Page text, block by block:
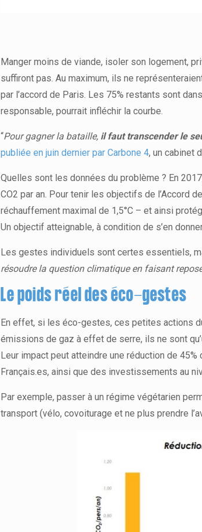
Manger moins de viande, isoler son logement,
suffiront pas. Au maximum, ils ne
par l’accord de Paris. Les 75% restants sont
responsable, pourrait infléchir la courbe.
“Pour gagner la bataille, il faut transcender le
publiée en juin dernier par Carbone 4, un cabinet
Quelles sont les données du problème ? En
CO2 par an. Pour tenir les objectifs de l’Accord
réchauffement maximal de 1,5°C – et ainsi
Un objectif atteignable, à condition de s’en
Les gestes individuels sont certes essentiels,
résoudre la question climatique en faisant
Le poids réel des éco-gestes
En effet, si les éco-gestes, ces petites actions
émissions de gaz à effet de serre, ils ne sont
Leur impact peut atteindre une réduction de
Français.es, ainsi que des investissements au
Par exemple, passer à un régime végétarien
transport (vélo, covoiturage et ne plus prendre